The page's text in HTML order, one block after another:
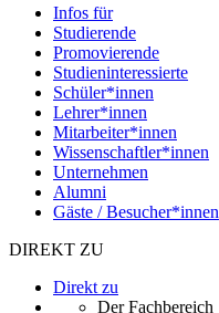
Infos für
Studierende
Promovierende
Studieninteressierte
Schüler*innen
Lehrer*innen
Mitarbeiter*innen
Wissenschaftler*innen
Unternehmen
Alumni
Gäste / Besucher*innen
DIREKT ZU
Direkt zu
Der Fachbereich